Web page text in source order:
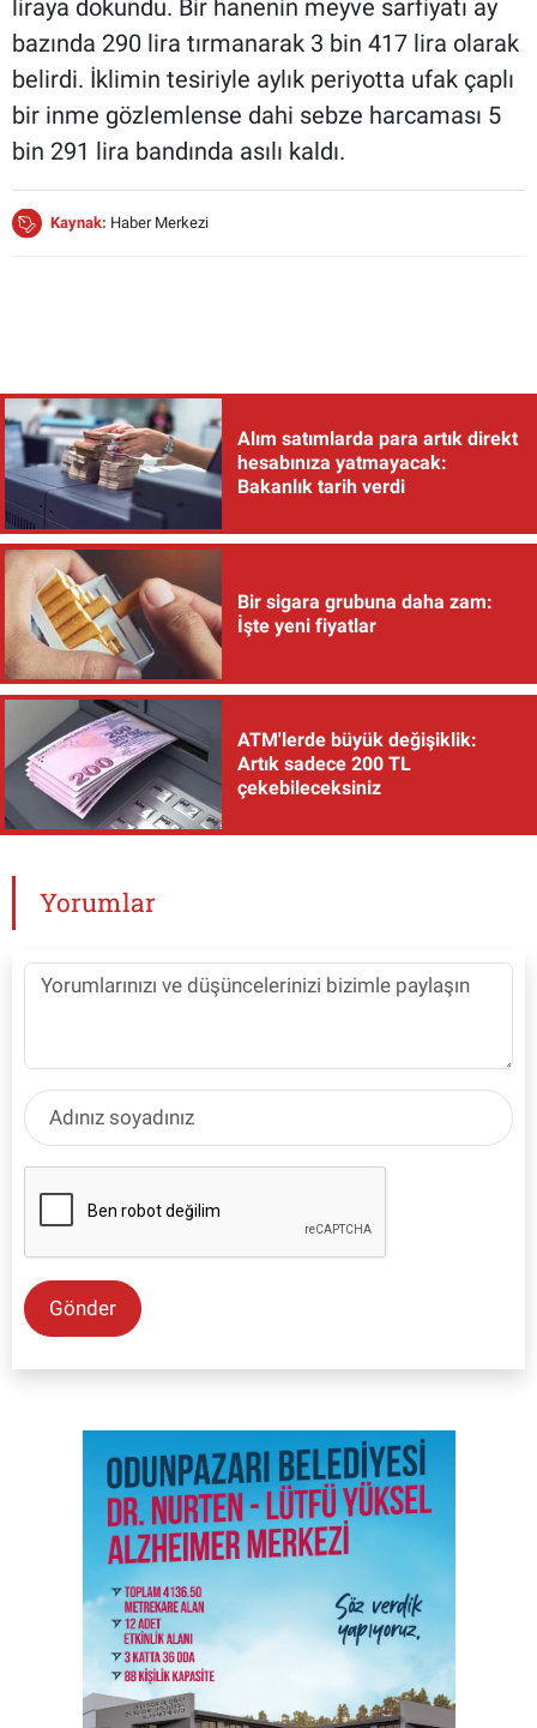
liraya dokundu. Bir hanenin meyve sarfiyatı ay
bazında 290 lira tırmanarak 3 bin 417 lira olarak
belirdi. İklimin tesiriyle aylık periyotta ufak çaplı
bir inme gözlemlense dahi sebze harcaması 5
bin 291 lira bandında asılı kaldı.
Kaynak: Haber Merkezi
Alım satımlarda para artık direkt
hesabınıza yatmayacak:
Bakanlık tarih verdi
Bir sigara grubuna daha zam:
İşte yeni fiyatlar
ATM'lerde büyük değişiklik:
Artık sadece 200 TL
çekebileceksiniz
Yorumlar
Gönder